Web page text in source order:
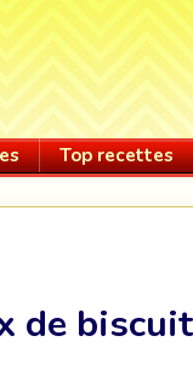
Top recettes
de biscuit